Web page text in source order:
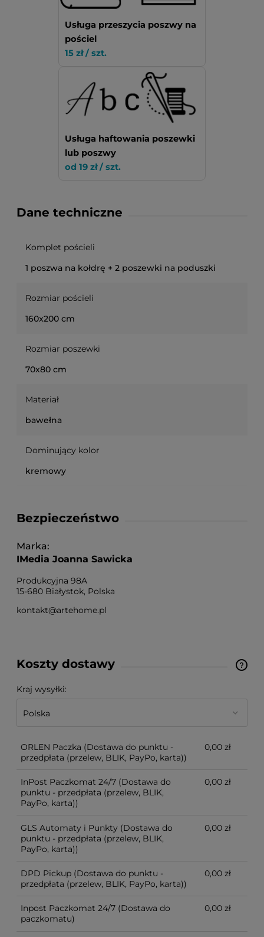
Usługa przeszycia poszwy na
pościel
15 zł / szt.
Usługa haftowania poszewki
lub poszwy
od 19 zł / szt.
Dane techniczne
Komplet pościeli
1 poszwa na kołdrę + 2 poszewki na poduszki
Rozmiar pościeli
160x200 cm
Rozmiar poszewki
70x80 cm
Materiał
bawełna
Dominujący kolor
kremowy
Bezpieczeństwo
Marka
IMedia Joanna Sawicka
Produkcyjna 98A
15-680 Białystok, Polska
kontakt@artehome.pl
Koszty dostawy
Cena nie zawiera ewentualnych kosztów płatności
Kraj wysyłki:
ORLEN Paczka (Dostawa do punktu -
przedpłata (przelew, BLIK, PayPo, karta))
0,00 zł
InPost Paczkomat 24/7 (Dostawa do
punktu - przedpłata (przelew, BLIK,
PayPo, karta))
0,00 zł
GLS Automaty i Punkty (Dostawa do
punktu - przedpłata (przelew, BLIK,
PayPo, karta))
0,00 zł
DPD Pickup (Dostawa do punktu -
przedpłata (przelew, BLIK, PayPo, karta))
0,00 zł
Inpost Paczkomat 24/7 (Dostawa do
paczkomatu)
0,00 zł